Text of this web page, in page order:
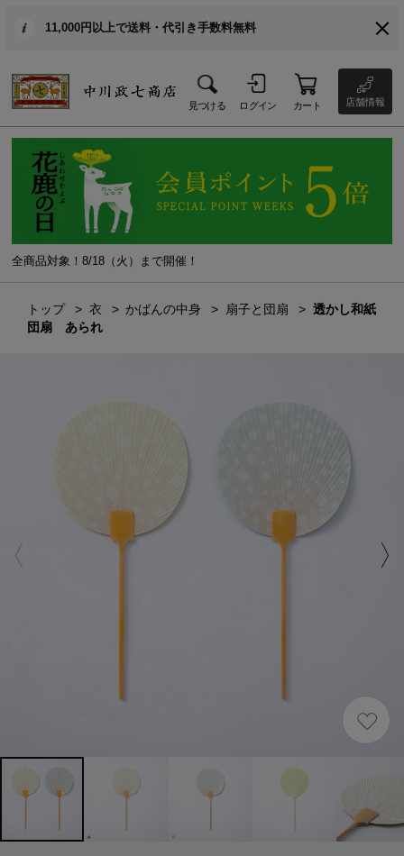
11,000円以上で送料・代引き手数料無料
見つける ログイン カート 店舗情報
全商品対象！8/18（火）まで開催！
トップ 衣 かばんの中身 扇子と団扇
透かし和紙
団扇 あられ